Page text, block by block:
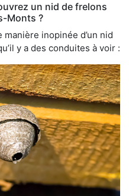
un nid de frelons
Monts ?
inopinée d’un nid
y a des conduites à voir :